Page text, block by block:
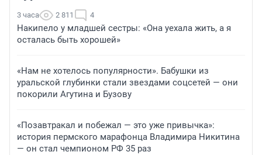
3 часа 2 811 4
Накипело у младшей сестры: «Она уехала жить, а я
осталась быть хорошей»
«Нам не хотелось популярности». Бабушки из
уральской глубинки стали звездами соцсетей — они
покорили Агутина и Бузову
«Позавтракал и побежал — это уже привычка»:
история пермского марафонца Владимира Никитина
— он стал чемпионом РФ 35 раз